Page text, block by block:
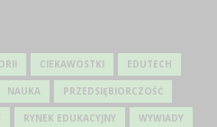
CIEKAWOSTKI EDUTECH
NAUKA PRZEDSIĘBIORCZOŚĆ
RYNEK EDUKACYJNY WYWIADY